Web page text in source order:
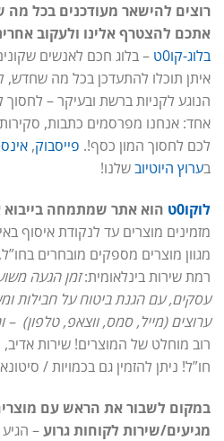
רוצים להישאר מעודכנים בכל מה
אתכם להצטרף אלינו ולעקוב
בלוג-קו0ט
– בלוג חכם לאנשים
איתן תוכלו להתעדכן בכל מה
הנוגע לקניות ברשת ובעיקר –
אחד: אנחנו מפרסמים כתבות, סקירות
לכם לחסוך המון כסף!. פייסבוק,
בערוץ היוטיובשלנו!
לוקו0ט הוא אתר שמתמחה
מזמינים מוצרים עד לנקודת איסוף
מגוון מוצרים מספקים מובחרים
רמת שירות בינלאומית:
עסקים, עם הגנת ביטוח על חבילות
ערוצים (מייל, סמס, ווצאפ, טלפון) –
רוב מוחלט של המוצרים! שירות
חו”ל! ניתן להזמין גם בכמויות /
במקום לשבור את הראש עם
מגיעים/שירות לקוחות גרוע–